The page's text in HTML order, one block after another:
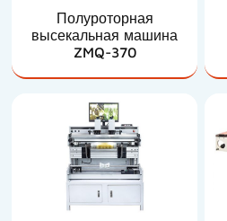
Полуроторная
высекальная машина
ZMQ-370